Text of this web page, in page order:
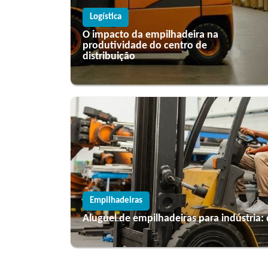
Logística
O impacto da empilhadeira na
produtividade do centro de
distribuição
Empilhadeiras
Aluguel de empilhadeiras para indústria: